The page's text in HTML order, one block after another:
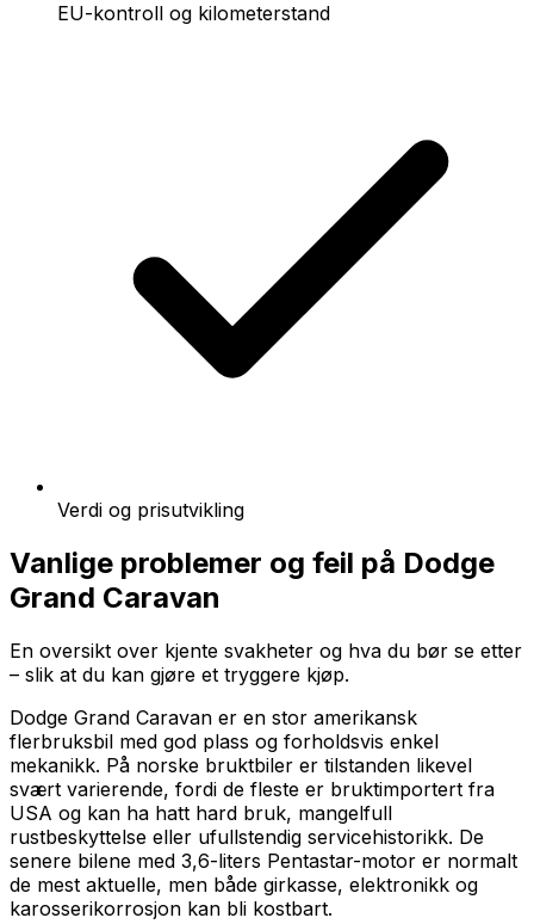
EU-kontroll og kilometerstand
Verdi og prisutvikling
Vanlige problemer og feil på Dodge
Grand Caravan
En oversikt over kjente svakheter og hva du bør se etter
– slik at du kan gjøre et tryggere kjøp.
Dodge Grand Caravan er en stor amerikansk
flerbruksbil med god plass og forholdsvis enkel
mekanikk. På norske bruktbiler er tilstanden likevel
svært varierende, fordi de fleste er bruktimportert fra
USA og kan ha hatt hard bruk, mangelfull
rustbeskyttelse eller ufullstendig servicehistorikk. De
senere bilene med 3,6-liters Pentastar-motor er normalt
de mest aktuelle, men både girkasse, elektronikk og
karosserikorrosjon kan bli kostbart.